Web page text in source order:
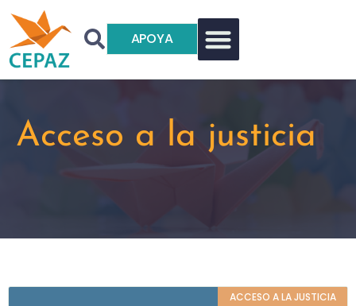
APOYA
Acceso a la justicia
ACCESO A LA JUSTICIA